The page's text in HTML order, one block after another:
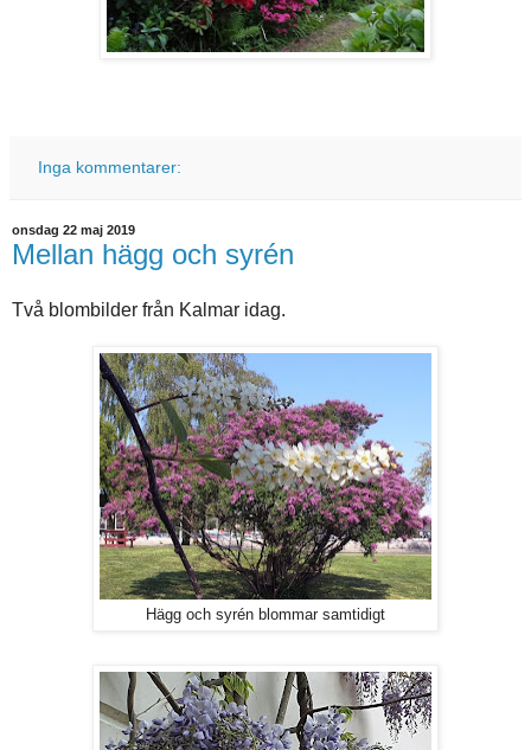
Inga kommentarer:
onsdag 22 maj 2019
Mellan hägg och syrén
Två blombilder från Kalmar idag.
Hägg och syrén blommar samtidigt